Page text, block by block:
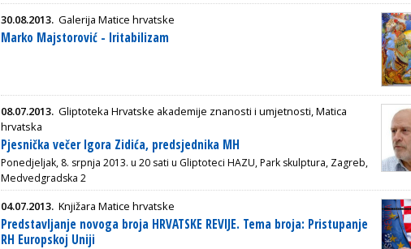
30.08.2013. Galerija Matice hrvatske
Marko Majstorović - Iritabilizam
08.07.2013. Gliptoteka Hrvatske akademije znanosti i umjetnosti, Matica
hrvatska
Pjesnička večer Igora Zidića, predsjednika MH
Ponedjeljak, 8. srpnja 2013. u 20 sati u Gliptoteci HAZU, Park skulptura, Zagreb,
Medvedgradska 2
04.07.2013. Knjižara Matice hrvatske
Predstavljanje novoga broja HRVATSKE REVIJE. Tema broja: Pristupanje
RH Europskoj Uniji